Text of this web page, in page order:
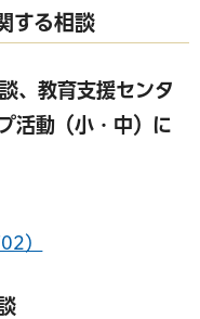
する相談
、教育支援センタ
活動（小・中）に
）